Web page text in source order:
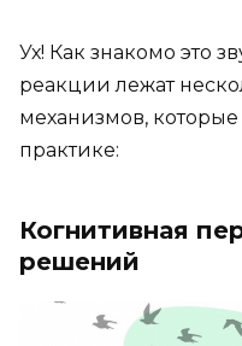
Ух! Как знакомо это
реакции лежат
механизмов,
практике:
Когнитивная
решений